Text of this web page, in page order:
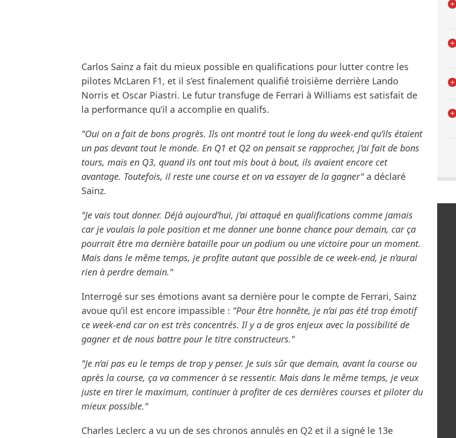
Carlos Sainz a fait du mieux possible en qualifications pour lutter contre les
pilotes McLaren F1, et il s’est finalement qualifié troisième derrière Lando
Norris et Oscar Piastri. Le futur transfuge de Ferrari à Williams est satisfait de
la performance qu’il a accomplie en qualifs.
"Oui on a fait de bons progrès. Ils ont montré tout le long du week-end qu’ils étaient
un pas devant tout le monde. En Q1 et Q2 on pensait se rapprocher, j’ai fait de bons
tours, mais en Q3, quand ils ont tout mis bout à bout, ils avaient encore cet
avantage. Toutefois, il reste une course et on va essayer de la gagner"a déclaré
Sainz.
"Je vais tout donner. Déjà aujourd’hui, j’ai attaqué en qualifications comme jamais
car je voulais la pole position et me donner une bonne chance pour demain, car ça
pourrait être ma dernière bataille pour un podium ou une victoire pour un moment.
Mais dans le même temps, je profite autant que possible de ce week-end, je n’aurai
rien à perdre demain."
Interrogé sur ses émotions avant sa dernière pour le compte de Ferrari, Sainz
avoue qu’il est encore impassible : "Pour être honnête, je n’ai pas été trop émotif
ce week-end car on est très concentrés. Il y a de gros enjeux avec la possibilité de
gagner et de nous battre pour le titre constructeurs."
"Je n’ai pas eu le temps de trop y penser. Je suis sûr que demain, avant la course ou
après la course, ça va commencer à se ressentir. Mais dans le même temps, je veux
juste en tirer le maximum, continuer à profiter de ces dernières courses et piloter du
mieux possible."
Charles Leclerc a vu un de ses chronos annulés en Q2 et il a signé le 13e